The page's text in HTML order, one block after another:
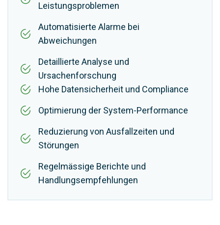
Leistungsproblemen
Automatisierte Alarme bei
Abweichungen
Detaillierte Analyse und
Ursachenforschung
Hohe Datensicherheit und Compliance
Optimierung der System-Performance
Reduzierung von Ausfallzeiten und
Störungen
Regelmässige Berichte und
Handlungsempfehlungen